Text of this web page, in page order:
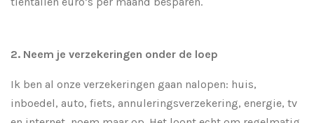
2. Neem je verzekeringen onder de loep
Ik ben al onze verzekeringen gaan nalopen: huis,
inboedel, auto, fiets, annuleringsverzekering, energie, tv